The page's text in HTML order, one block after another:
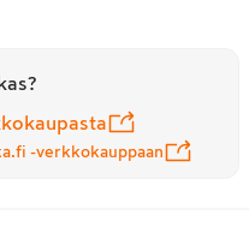
-verkkokauppaan